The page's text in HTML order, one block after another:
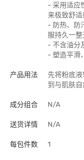
- 采用适应
来极致舒
- 防热、防
服持久一整
- 不含油分
- 塑造平滑
产品用法
先将粉底
到与肌肤自
成分组合 N/A
送货详情 N/A
每包件数 1